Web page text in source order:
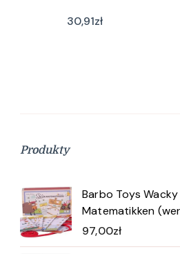
30,91zł
Produkty
Barbo Toys
Matematikken
97,00zł